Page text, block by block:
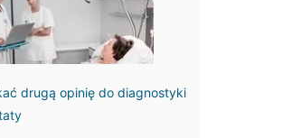
drugą opinię do diagnostyki